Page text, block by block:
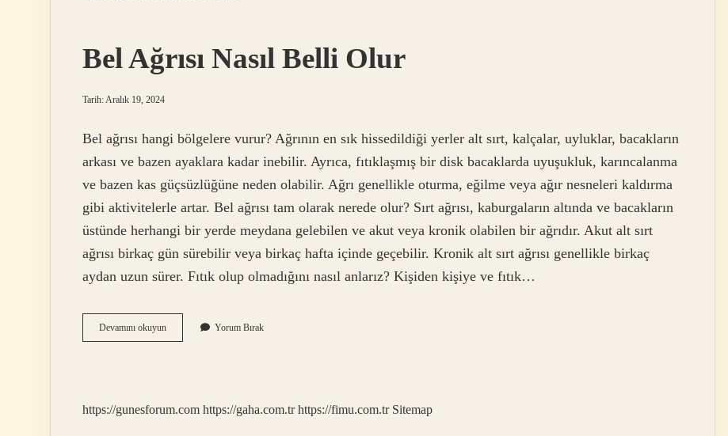
Bel Ağrısı Nasıl Belli Olur
Tarih: Aralık 19, 2024
Bel ağrısı hangi bölgelere vurur? Ağrının en sık hissedildiği yerler alt sırt, kalçalar, uyluklar, bacakların
arkası ve bazen ayaklara kadar inebilir. Ayrıca, fıtıklaşmış bir disk bacaklarda uyuşukluk, karıncalanma
ve bazen kas güçsüzlüğüne neden olabilir. Ağrı genellikle oturma, eğilme veya ağır nesneleri kaldırma
gibi aktivitelerle artar. Bel ağrısı tam olarak nerede olur? Sırt ağrısı, kaburgaların altında ve bacakların
üstünde herhangi bir yerde meydana gelebilen ve akut veya kronik olabilen bir ağrıdır. Akut alt sırt
ağrısı birkaç gün sürebilir veya birkaç hafta içinde geçebilir. Kronik alt sırt ağrısı genellikle birkaç
aydan uzun sürer. Fıtık olup olmadığını nasıl anlarız? Kişiden kişiye ve fıtık…
Devamını okuyunBel
Ağrısı
Yorum Bırak
https://gunesforum.com https://gaha.com.tr https://fimu.com.tr Sitemap